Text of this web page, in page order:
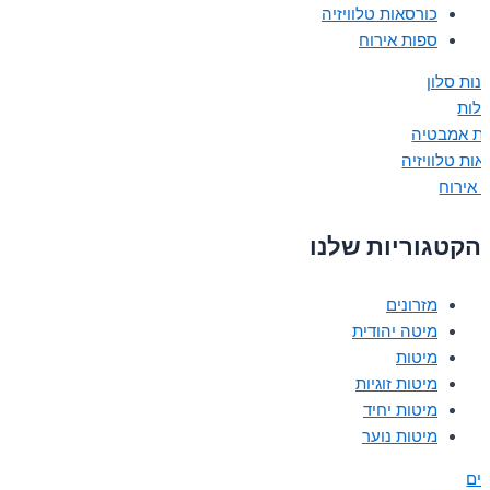
כורסאות טלוויזיה
ספות אירוח
סלון
אמבטיה
טלוויזיה
אירוח
הקטגוריות שלנו
מזרונים
מיטה יהודית
מיטות
מיטות זוגיות
מיטות יחיד
מיטות נוער